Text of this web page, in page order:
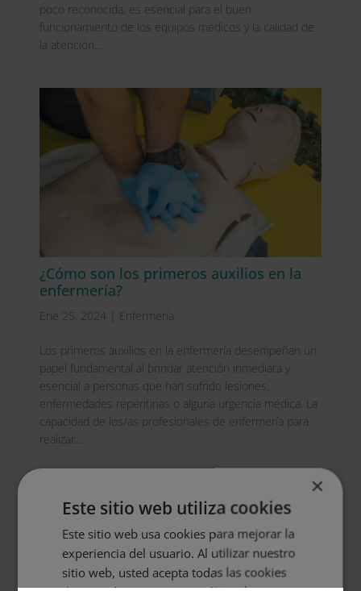
poco reconocida, es esencial para el buen
funcionamiento de los equipos médicos y la calidad de
la atención...
¿Cómo son los primeros auxilios en la
enfermería?
Ene 25, 2024 Enfermería
Los primeros auxilios en la enfermería desempeñan un
papel fundamental al brindar atención inmediata y
esencial a personas que han sufrido lesiones,
enfermedades repentinas o alguna urgencia médica. La
capacidad de los/as profesionales de enfermería para
realizar...
SOLICITA MÁS INFORMACIÓN
Nombre (*)
Apellidos (*)
×
Este sitio web utiliza cookies
Este sitio web usa cookies para mejorar la
experiencia del usuario. Al utilizar nuestro
sitio web, usted acepta todas las cookies